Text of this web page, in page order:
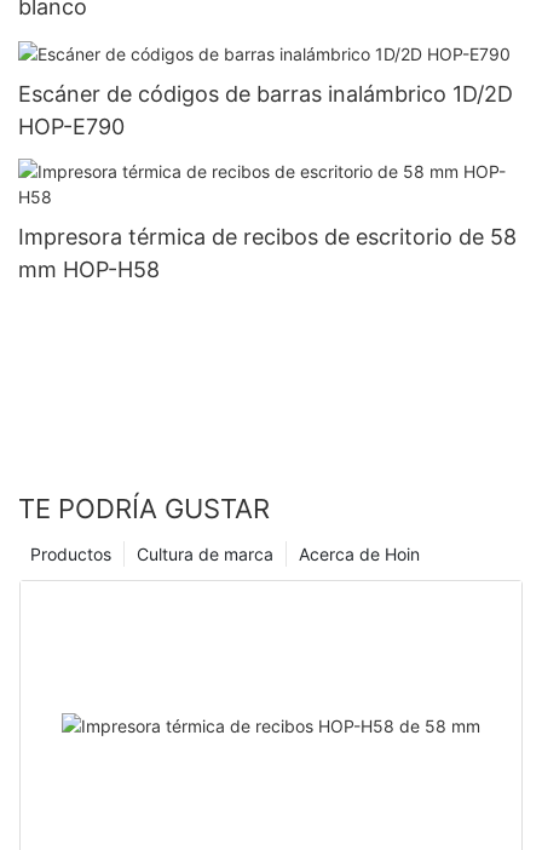
blanco
Escáner de códigos de barras inalámbrico 1D/2D
HOP-E790
Impresora térmica de recibos de escritorio de 58
mm HOP-H58
TE PODRÍA GUSTAR
Acerca de Hoin
Cultura de marca
Productos